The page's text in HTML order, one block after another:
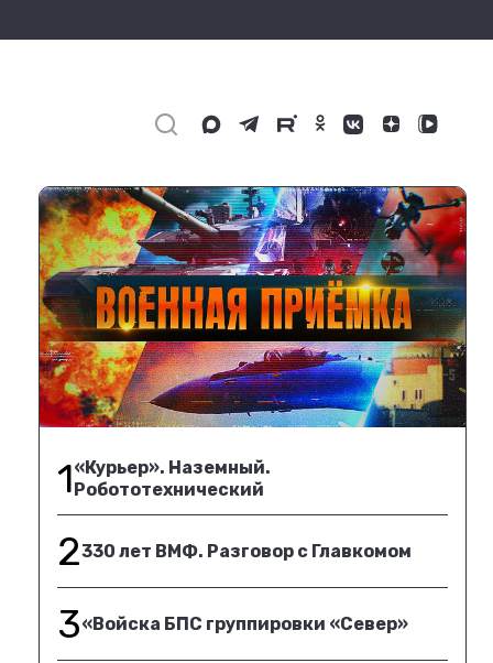
1«Курьер». Наземный.
Робототехнический
2330 лет ВМФ. Разговор с Главкомом
3«Войска БПС группировки «Север»